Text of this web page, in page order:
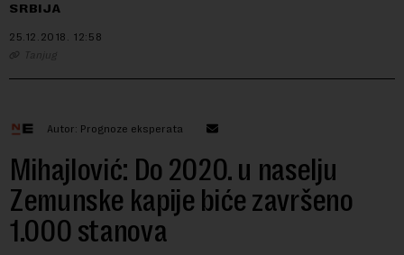
SRBIJA
25.12.2018. 12:58
Tanjug
Autor: Prognoze eksperata
Mihajlović: Do 2020. u naselju
Zemunske kapije biće završeno
1.000 stanova